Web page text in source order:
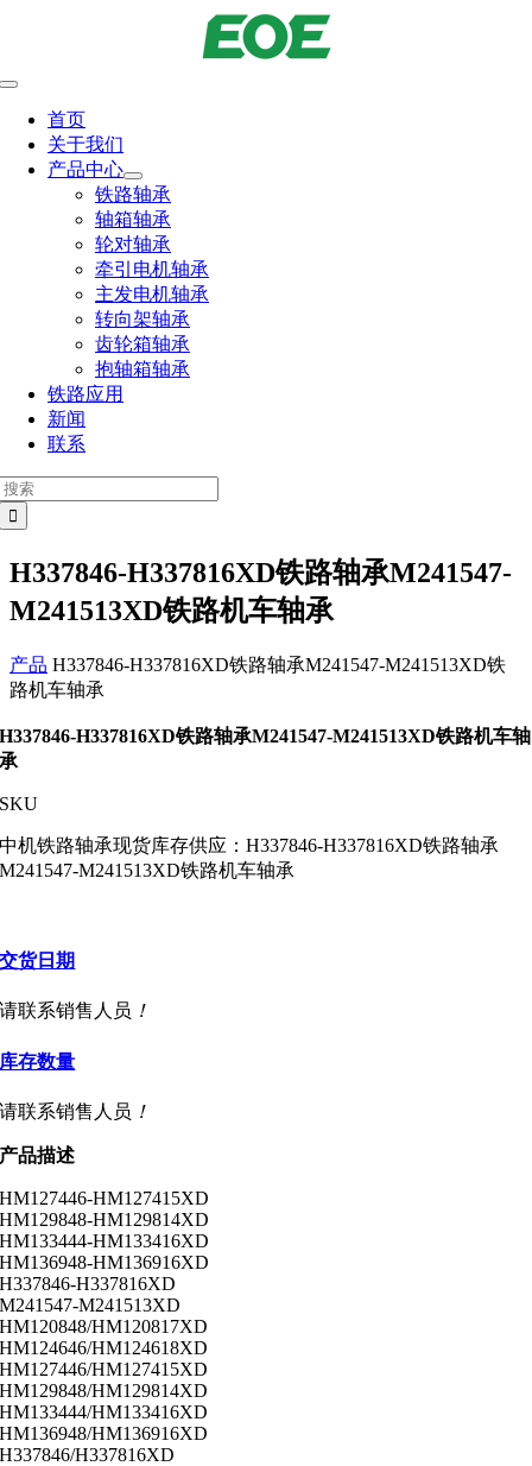
容
切
首页
关于我们
产品中心
铁路轴承
轴箱轴承
轮对轴承
牵引电机轴承
主发电机轴承
转向架轴承
齿轮箱轴承
抱轴箱轴承
铁路应用
新闻
联系
：
H337846-H337816XD铁路轴承M241547-
M241513XD铁路机车轴承
产品 H337846-H337816XD铁路轴承M241547-M241513XD铁
路机车轴承
H337846-H337816XD铁路轴承M241547-M241513XD铁路机车轴
承
SKU
中机铁路轴承现货库存供应：H337846-H337816XD铁路轴承
M241547-M241513XD铁路机车轴承
交货日期
请联系销售人员 ！
库存数量
请联系销售人员 ！
产品描述
HM127446-HM127415XD
HM129848-HM129814XD
HM133444-HM133416XD
HM136948-HM136916XD
H337846-H337816XD
M241547-M241513XD
HM120848/HM120817XD
HM124646/HM124618XD
HM127446/HM127415XD
HM129848/HM129814XD
HM133444/HM133416XD
HM136948/HM136916XD
H337846/H337816XD